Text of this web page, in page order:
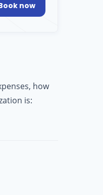
now
how
is: